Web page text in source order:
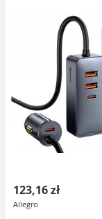
123,16 zł
Allegro